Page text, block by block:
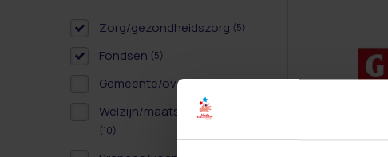
Zorg/gezondheidszorg (5)
Fondsen (5)
Gemeente/overheid(6)
Welzijn/maatschappelijk
(10)